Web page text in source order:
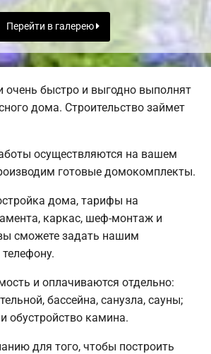
Перейти в галерею
очень быстро и выгодно выполнят
дома. Строительство займет
осуществляются на вашем
готовые домокомплекты.
дома, тарифы на
каркас, шеф-монтаж и
сможете задать нашим
и оплачиваются отдельно:
бассейна, санузла, сауны;
обустройство камина.
для того, чтобы построить